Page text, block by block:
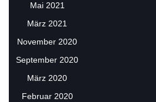
Mai 2021
März 2021
November 2020
September 2020
März 2020
Februar 2020